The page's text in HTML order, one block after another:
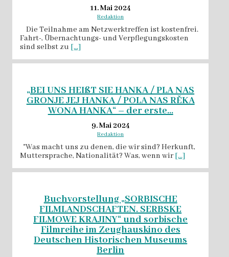
11. Mai 2024
Redaktion
Die Teilnahme am Netzwerktreffen ist kostenfrei.
Fahrt-, Übernachtungs- und Verpflegungskosten
sind selbst zu [...]
„BEI UNS HEIßT SIE HANKA / PLA NAS
GRONJE JEJ HANKA / POLA NAS RĚKA
WONA HANKA“ – der erste...
9. Mai 2024
Redaktion
"Was macht uns zu denen, die wir sind? Herkunft,
Muttersprache, Nationalität? Was, wenn wir[...]
Buchvorstellung „SORBISCHE
FILMLANDSCHAFTEN. SERBSKE
FILMOWE KRAJINY“ und sorbische
Filmreihe im Zeughauskino des
Deutschen Historischen Museums
Berlin